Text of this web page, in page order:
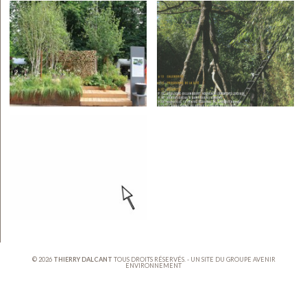
© 2026 THIERRY DALCANT TOUS DROITS RÉSERVÉS. - UN SITE DU GROUPE AVENIR
ENVIRONNEMENT